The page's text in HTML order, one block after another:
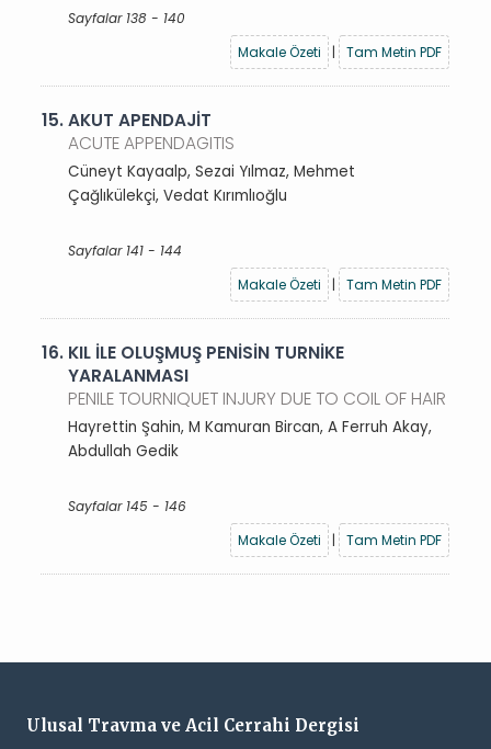
Sayfalar 138 - 140
Makale Özeti
| Tam Metin PDF
15.AKUT APENDAJİT
ACUTE APPENDAGITIS
Cüneyt Kayaalp, Sezai Yılmaz, Mehmet
Çağlıkülekçi, Vedat Kırımlıoğlu
Sayfalar 141 - 144
Makale Özeti
| Tam Metin PDF
16. KIL İLE OLUŞMUŞ PENİSİN TURNİKE
YARALANMASI
PENILE TOURNIQUET INJURY DUE TO COIL OF HAIR
Hayrettin Şahin, M Kamuran Bircan, A Ferruh Akay,
Abdullah Gedik
Sayfalar 145 - 146
Makale Özeti
| Tam Metin PDF
Ulusal Travma ve Acil Cerrahi Dergisi